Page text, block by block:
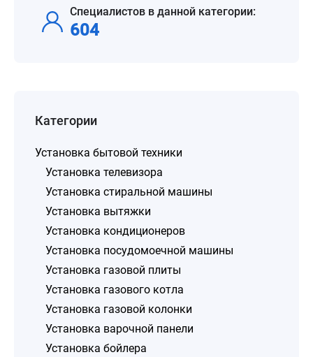
Специалистов в данной категории:
604
Категории
Установка бытовой техники
Установка телевизора
Установка стиральной машины
Установка вытяжки
Установка кондиционеров
Установка посудомоечной машины
Установка газовой плиты
Установка газового котла
Установка газовой колонки
Установка варочной панели
Установка бойлера